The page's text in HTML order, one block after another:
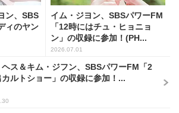
ン、SBS
ィのヤン
イム・ジヨン、SBSパワーFM
「12時にはチュ・ヒョニョ
ン」の収録に参加！(PH...
2026.07.01
ヘス＆キム・ジフン、SBSパワーFM「2
カルトショー」の収録に参加！...